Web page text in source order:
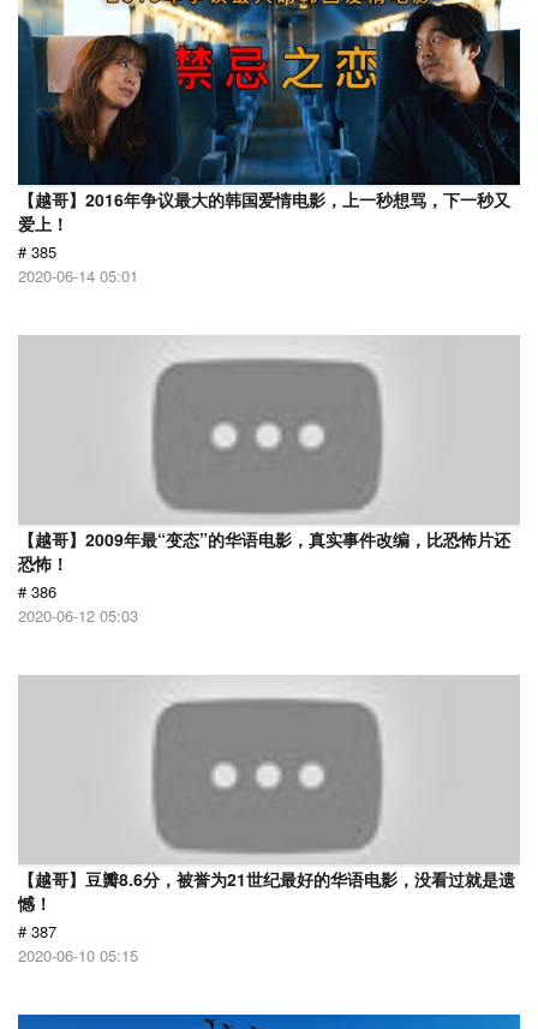
【越哥】2016年争议最大的韩国爱情电影，上一秒想骂，下一秒又
爱上！
# 385
2020-06-14 05:01
【越哥】2009年最“变态”的华语电影，真实事件改编，比恐怖片还
恐怖！
# 386
2020-06-12 05:03
【越哥】豆瓣8.6分，被誉为21世纪最好的华语电影，没看过就是遗
憾！
# 387
2020-06-10 05:15